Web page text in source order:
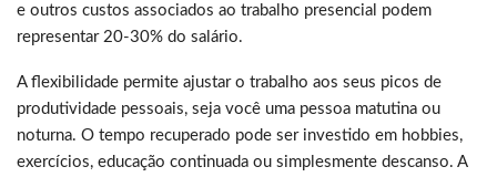
e outros custos associados ao trabalho presencial podem
representar 20-30% do salário.
A flexibilidade permite ajustar o trabalho aos seus picos de
produtividade pessoais, seja você uma pessoa matutina ou
noturna. O tempo recuperado pode ser investido em hobbies,
exercícios, educação continuada ou simplesmente descanso. A